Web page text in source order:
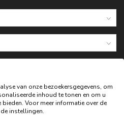
van onze bezoekersgegevens, om
inhoud te tonen en om u
Voor meer informatie over de
instellingen.